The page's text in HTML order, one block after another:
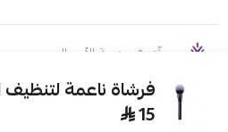
فرشاة ناعمة لتنظيف
15
موثّق في منصة الأعمال